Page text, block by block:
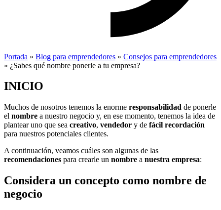
Portada » Blog para emprendedores » Consejos para emprendedores
» ¿Sabes qué nombre ponerle a tu empresa?
INICIO
Muchos de nosotros tenemos la enorme responsabilidad de ponerle
el nombre a nuestro negocio y, en ese momento, tenemos la idea de
plantear uno que sea creativo, vendedor y de fácil recordación
para nuestros potenciales clientes.
A continuación, veamos cuáles son algunas de las
recomendaciones para crearle un nombre a nuestra empresa:
Considera un concepto como nombre de
negocio